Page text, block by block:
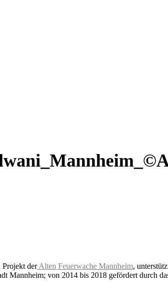
derAlten Feuerwache Mannheim,
Mannheim; von 2014 bis 2018 gefördert durch